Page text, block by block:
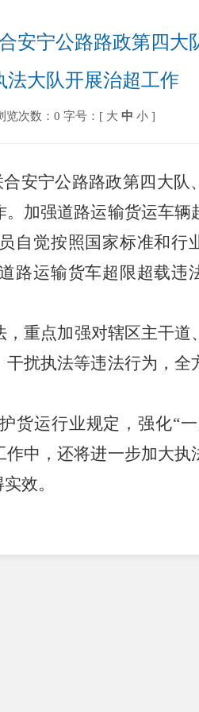
安宁公路路政第四大
法大队开展治超工作
览次数：0 字号：[ 大 中 小 ]
安宁公路路政第四大队
加强道路运输货运车辆
自觉按照国家标准和行
路运输货车超限超载违
重点加强对辖区主干道
干扰执法等违法行为，全
货运行业规定，强化“
中，还将进一步加大执
效。